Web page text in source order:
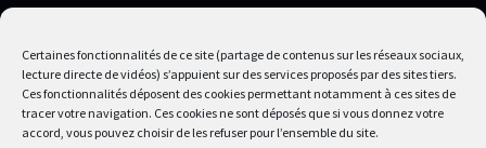
Certaines fonctionnalités de ce site (partage de contenus sur les réseaux sociaux,
lecture directe de vidéos) s’appuient sur des services proposés par des sites tiers.
Ces fonctionnalités déposent des cookies permettant notamment à ces sites de
tracer votre navigation. Ces cookies ne sont déposés que si vous donnez votre
accord, vous pouvez choisir de les refuser pour l’ensemble du site.
(3D, réalité virtuelle, réalité augmentée,
animation, développement, design),nous
créons des expériences utilisateurà forte
valeur ajoutée, traduisant vos objectifs en